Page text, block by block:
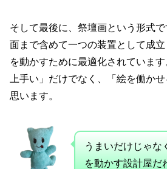
そして最後に、祭壇画という形式
面まで含めて一つの装置として成
を動かすために最適化されていま
上手い」だけでなく、「絵を働か
思います。
うまいだけじゃな
を動かす設計屋だ